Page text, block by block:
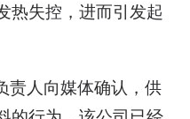
热失控，进而引发起
责人向媒体确认，供